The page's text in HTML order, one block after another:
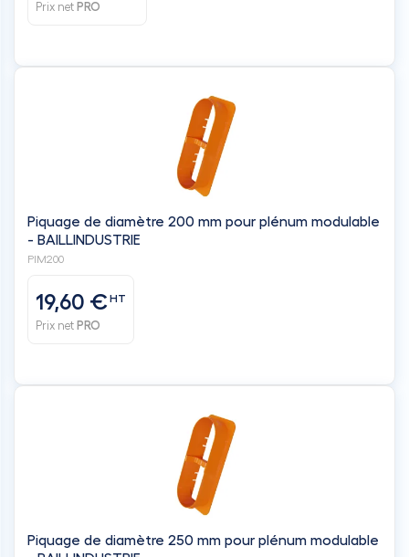
Prix net PRO
Piquage de diamètre 200 mm pour plénum modulable
- BAILLINDUSTRIE
PIM200
19,60 €HT
Prix net PRO
Piquage de diamètre 250 mm pour plénum modulable